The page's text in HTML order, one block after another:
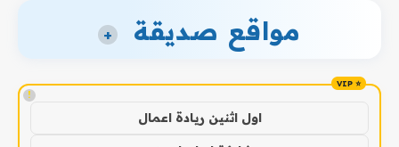
مواقع صديقة +
!
اول اثنين ريادة اعمال